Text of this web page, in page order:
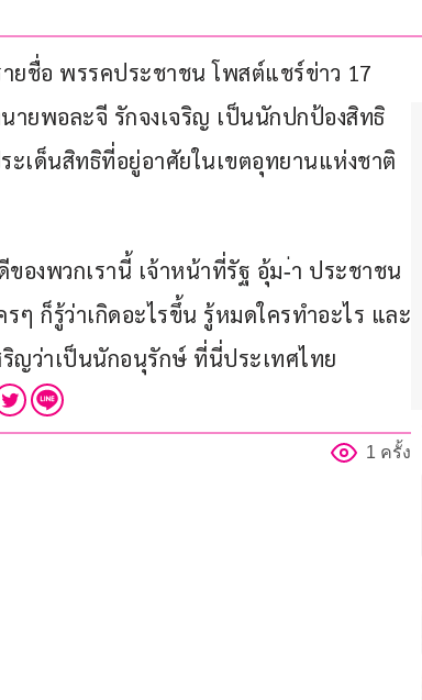
ยชื่อ พรรคประชาชน โพสต์แชร์ข่าว 17
ายพอละจี รักจงเจริญ เป็นนักปกป้องสิทธิ
เด็นสิทธิที่อยู่อาศัยในเขตอุทยานแห่งชาติ
องพวกเรานี้ เจ้าหน้าที่รัฐ อุ้ม-่า ประชาชน
ๆ ก็รู้ว่าเกิดอะไรขึ้น รู้หมดใครทำอะไร และ
ญว่าเป็นนักอนุรักษ์ ที่นี่ประเทศไทย
1 ครั้ง